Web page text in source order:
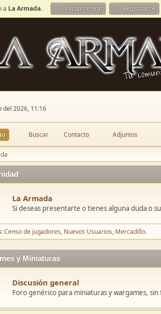
a La Armada. Iniciar sesión Registrarse
del 2026, 11:16
Buscar Contacto Adjuntos
La Armada
Si deseas presentarte o tienes alguna duda o
Censo de jugadores Nuevos Usuarios Mercadillo.
y Miniaturas
Discusión general
Foro genérico para miniaturas y wargames,